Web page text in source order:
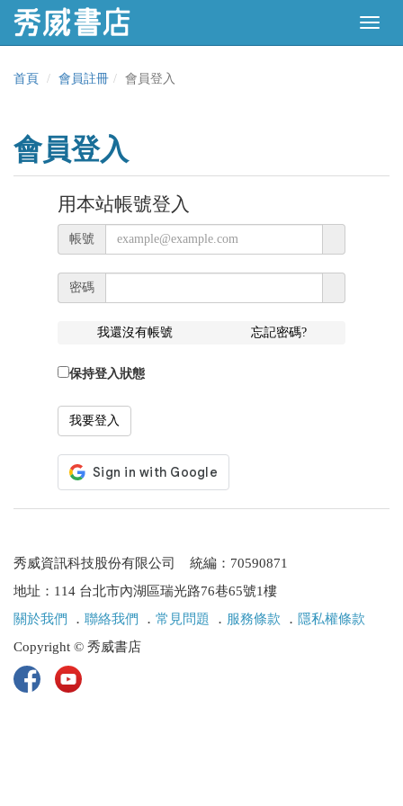
首頁 會員註冊 會員登入
會員登入
用本站帳號登入
帳號
密碼
我還沒有帳號 忘記密碼?
保持登入狀態
我要登入
秀威資訊科技股份有限公司 統編：70590871
地址：114 台北市內湖區瑞光路76巷65號1樓
關於我們
． 聯絡我們 ． 常見問題 ． 服務條款 ． 隱私權條款
Copyright © 秀威書店